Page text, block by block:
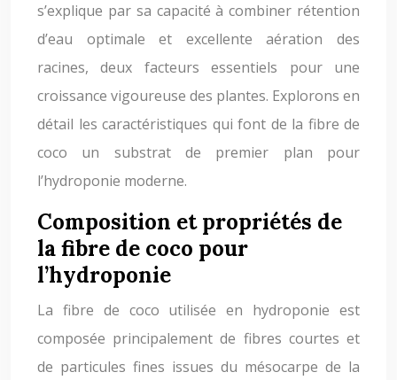
s’explique par sa capacité à combiner rétention
d’eau optimale et excellente aération des
racines, deux facteurs essentiels pour une
croissance vigoureuse des plantes. Explorons en
détail les caractéristiques qui font de la fibre de
coco un substrat de premier plan pour
l’hydroponie moderne.
Composition et propriétés de
la fibre de coco pour
l’hydroponie
La fibre de coco utilisée en hydroponie est
composée principalement de fibres courtes et
de particules fines issues du mésocarpe de la